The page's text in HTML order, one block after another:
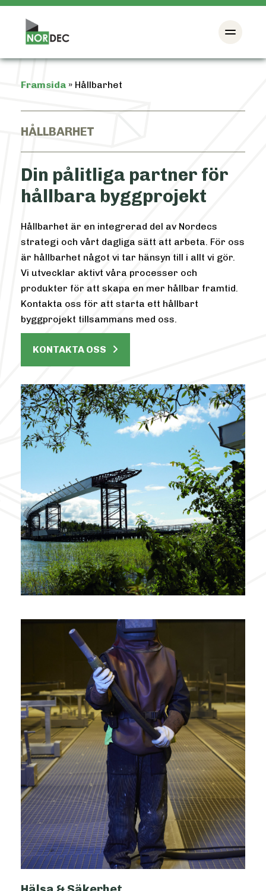
Framsida » Hållbarhet
HÅLLBARHET
Din pålitliga partner för
hållbara byggprojekt
Hållbarhet är en integrerad del av Nordecs
strategi och vårt dagliga sätt att arbeta. För oss
är hållbarhet något vi tar hänsyn till i allt vi gör.
Vi utvecklar aktivt våra processer och
produkter för att skapa en mer hållbar framtid.
Kontakta oss för att starta ett hållbart
byggprojekt tillsammans med oss.
KONTAKTA OSS